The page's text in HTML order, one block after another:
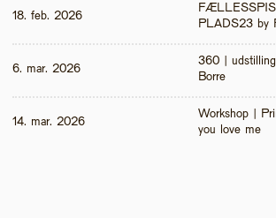
18. feb. 2026
PLADS23 by
6. mar. 2026
360 |
Borre
14. mar. 2026
Workshop |
you love me